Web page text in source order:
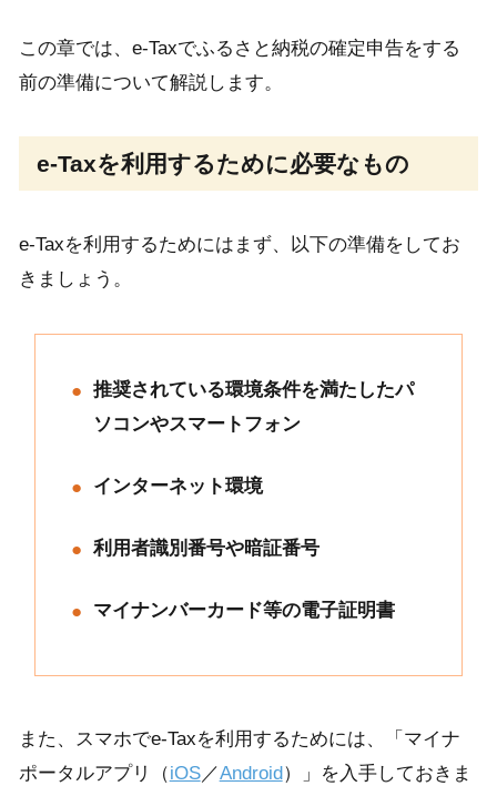
この章では、e-Taxでふるさと納税の確定申告をする
前の準備について解説します。
e-Taxを利用するために必要なもの
e-Taxを利用するためにはまず、以下の準備をしてお
きましょう。
推奨されている環境条件を満たしたパ
ソコンやスマートフォン
インターネット環境
利用者識別番号や暗証番号
マイナンバーカード等の電子証明書
また、スマホでe-Taxを利用するためには、「マイナ
ポータルアプリ（iOS／Android ）」を入手しておきま